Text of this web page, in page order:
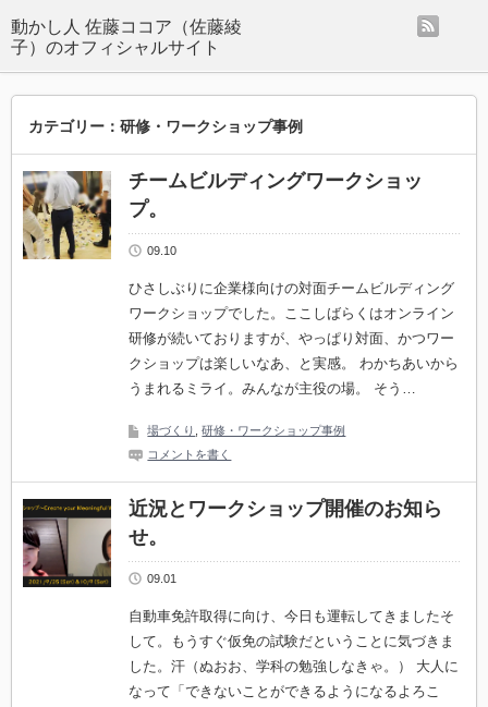
動かし人 佐藤ココア（佐藤綾
子）のオフィシャルサイト
カテゴリー：研修・ワークショップ事例
チームビルディングワークショッ
プ。
09.10
ひさしぶりに企業様向けの対面チームビルディング
ワークショップでした。ここしばらくはオンライン
研修が続いておりますが、やっぱり対面、かつワー
クショップは楽しいなあ、と実感。 わかちあいから
うまれるミライ。みんなが主役の場。 そう…
場づくり ,研修・ワークショップ事例
コメントを書く
近況とワークショップ開催のお知ら
せ。
09.01
自動車免許取得に向け、今日も運転してきましたそ
して。もうすぐ仮免の試験だということに気づきま
した。汗（ぬおお、学科の勉強しなきゃ。） 大人に
なって「できないことができるようになるよろこ